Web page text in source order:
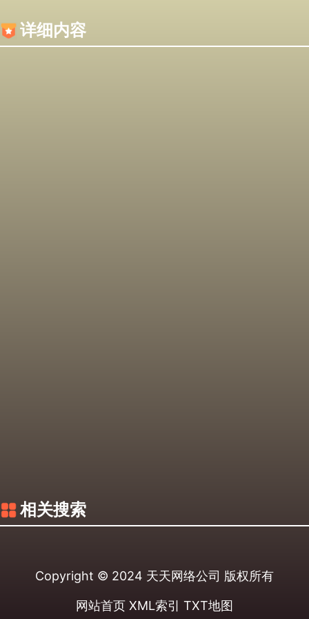
详细内容
相关搜索
Copyright © 2024 天天网络公司 版权所有
网站首页 XML索引 TXT地图